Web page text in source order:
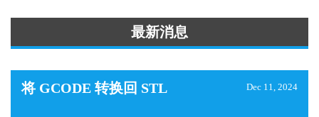
最新消息
将 GCODE 转换回 STL Dec 11, 2024